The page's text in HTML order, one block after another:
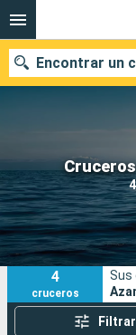
Encontrar un
Nuestros
Fecha de salida
Puertos
4
cruceros
Sus
Filtrar